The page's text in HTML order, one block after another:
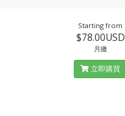
Starting from
$78.00USD
月繳
立即購買